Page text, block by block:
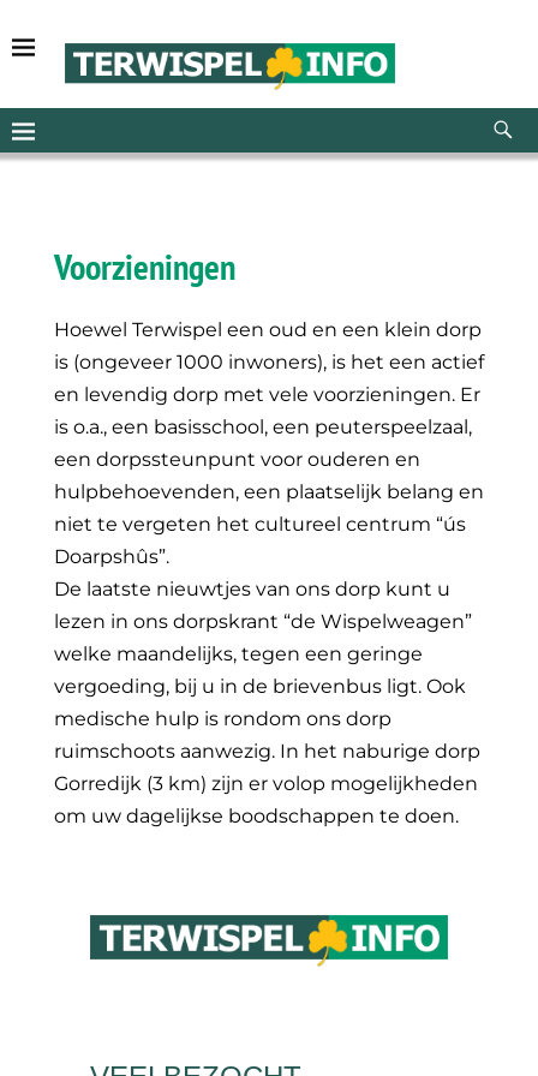
Voorzieningen
Hoewel Terwispel een oud en een klein dorp
is (ongeveer 1000 inwoners), is het een actief
en levendig dorp met vele voorzieningen. Er
is o.a., een basisschool, een peuterspeelzaal,
een dorpssteunpunt voor ouderen en
hulpbehoevenden, een plaatselijk belang en
niet te vergeten het cultureel centrum “ús
Doarpshûs”.
De laatste nieuwtjes van ons dorp kunt u
lezen in ons dorpskrant “de Wispelweagen”
welke maandelijks, tegen een geringe
vergoeding, bij u in de brievenbus ligt. Ook
medische hulp is rondom ons dorp
ruimschoots aanwezig. In het naburige dorp
Gorredijk (3 km) zijn er volop mogelijkheden
om uw dagelijkse boodschappen te doen.